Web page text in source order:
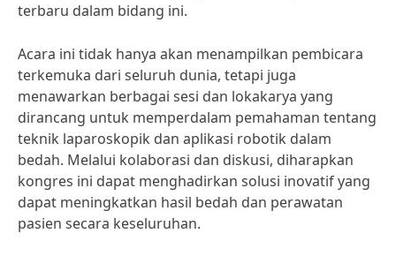
terbaru dalam bidang ini.
Acara ini tidak hanya akan menampilkan pembicara
terkemuka dari seluruh dunia, tetapi juga
menawarkan berbagai sesi dan lokakarya yang
dirancang untuk memperdalam pemahaman tentang
teknik laparoskopik dan aplikasi robotik dalam
bedah. Melalui kolaborasi dan diskusi, diharapkan
kongres ini dapat menghadirkan solusi inovatif yang
dapat meningkatkan hasil bedah dan perawatan
pasien secara keseluruhan.